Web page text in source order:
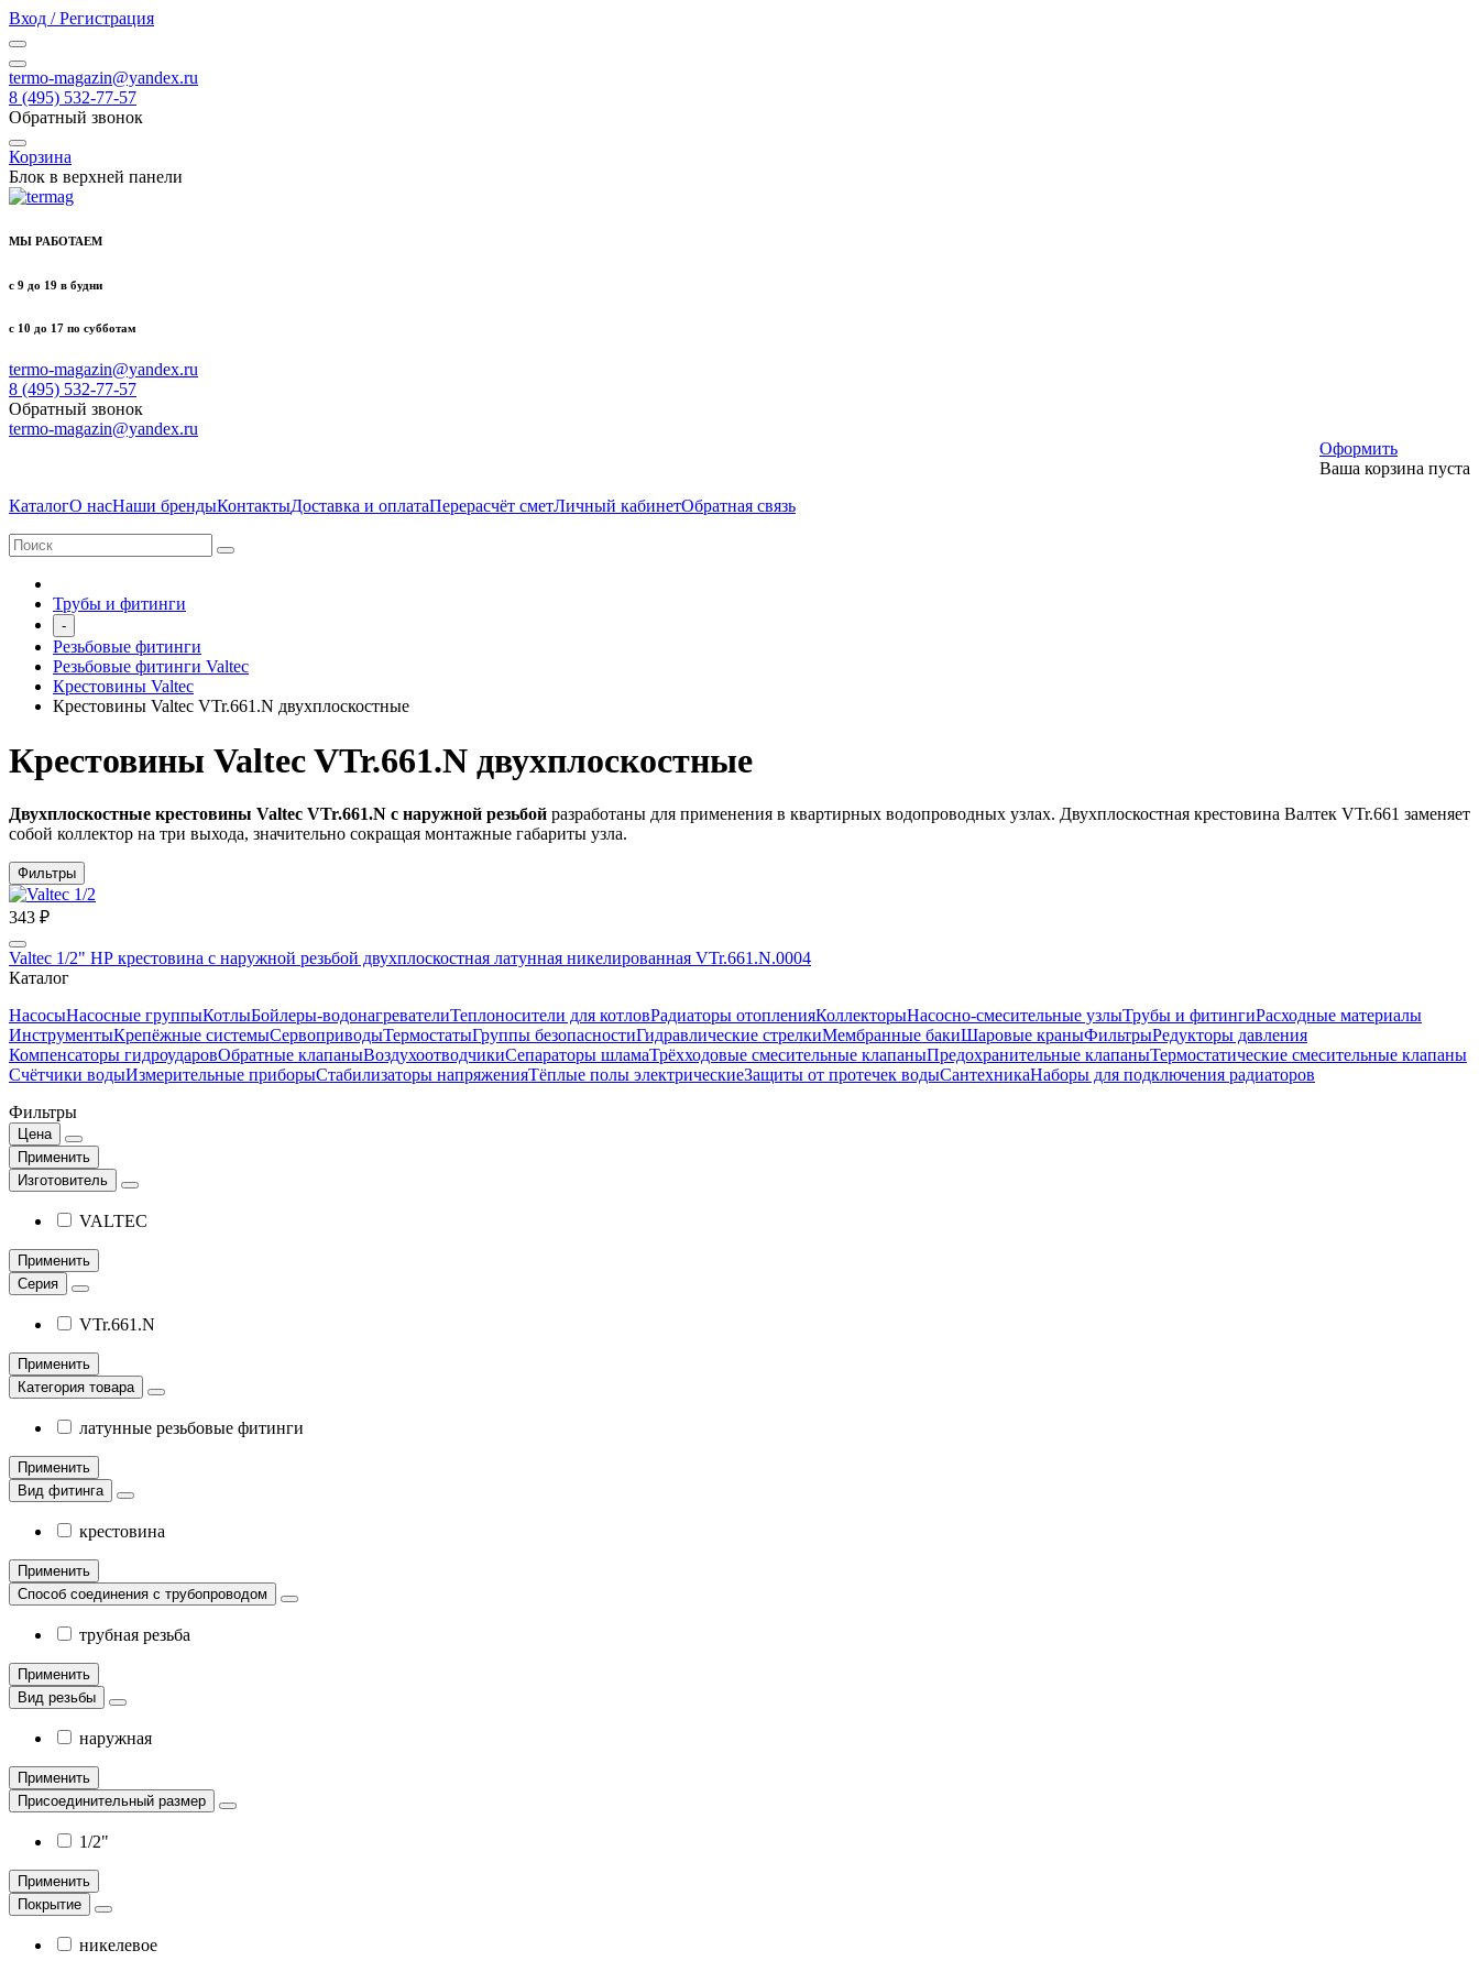
Вход / Регистрация
termo-magazin@yandex.ru
8 (495) 532-77-57
Обратный звонок
Корзина
Блок в верхней панели
МЫ РАБОТАЕМ
с 9 до 19 в будни
с 10 до 17 по субботам
termo-magazin@yandex.ru
8 (495) 532-77-57
Обратный звонок
termo-magazin@yandex.ru
Оформить
Ваша корзина пуста
КаталогО насНаши брендыКонтактыДоставка и оплатаПерерасчёт сметЛичный кабинетОбратная связь
Трубы и фитинги
-
Резьбовые фитинги
Резьбовые фитинги Valtec
Крестовины Valtec
Крестовины Valtec VTr.661.N двухплоскостные
Крестовины Valtec VTr.661.N двухплоскостные
Двухплоскостные крестовины Valtec VTr.661.N с наружной резьбой разработаны для применения в квартирных водопроводных узлах. Двухплоскостная крестовина Валтек VTr.661 заменяет
собой коллектор на три выхода, значительно сокращая монтажные габариты узла.
Фильтры
343 ₽
Valtec 1/2" НР крестовина с наружной резьбой двухплоскостная латунная никелированная VTr.661.N.0004
Каталог
НасосыНасосные группыКотлыБойлеры-водонагревателиТеплоносители для котловРадиаторы отопленияКоллекторыНасосно-смесительные узлыТрубы и фитингиРасходные материалы
ИнструментыКрепёжные системыСервоприводыТермостатыГруппы безопасностиГидравлические стрелкиМембранные бакиШаровые краныФильтрыРедукторы давления
Компенсаторы гидроударовОбратные клапаныВоздухоотводчикиСепараторы шламаТрёхходовые смесительные клапаныПредохранительные клапаныТермостатические смесительные клапаны
Счётчики водыИзмерительные приборыСтабилизаторы напряженияТёплые полы электрическиеЗащиты от протечек водыСантехникаНаборы для подключения радиаторов
Фильтры
Цена
Применить
Изготовитель
VALTEC
Применить
Серия
VTr.661.N
Применить
Категория товара
латунные резьбовые фитинги
Применить
Вид фитинга
крестовина
Применить
Способ соединения с трубопроводом
трубная резьба
Применить
Вид резьбы
наружная
Применить
Присоединительный размер
1/2"
Применить
Покрытие
никелевое